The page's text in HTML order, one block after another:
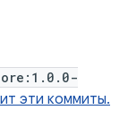
эти коммиты.